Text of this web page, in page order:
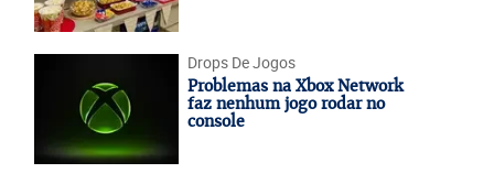
Drops De Jogos
Problemas na Xbox Network
faz nenhum jogo rodar no
console